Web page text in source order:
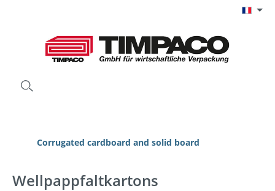
Corrugated cardboard and solid board
Wellpappfaltkartons